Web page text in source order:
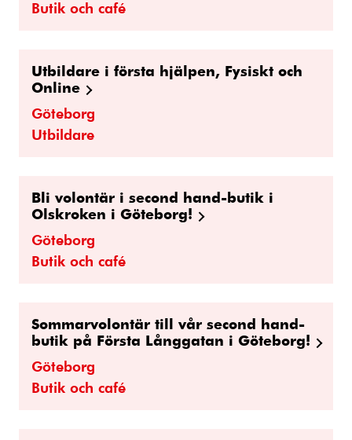
Butik och café
Utbildare i första hjälpen, Fysiskt och
Online
Göteborg
Utbildare
Bli volontär i second hand-butik i
Olskroken i Göteborg!
Göteborg
Butik och café
Sommarvolontär till vår second hand-
butik på Första Långgatan i Göteborg!
Göteborg
Butik och café